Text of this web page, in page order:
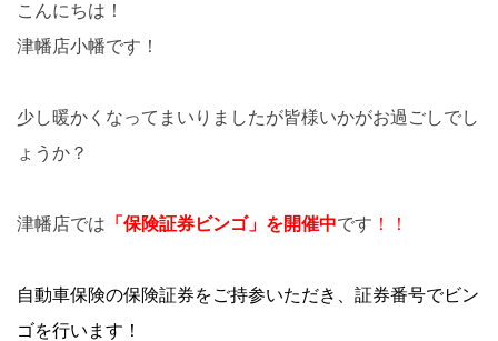
こんにちは！
津幡店小幡です！
少し暖かくなってまいりましたが皆様いかがお過ごしでし
ょうか？
津幡店では 「 保険証券ビンゴ」を開催中です ！！
自動車保険の保険証券をご持参いただき、証券番号でビン
ゴを行います！